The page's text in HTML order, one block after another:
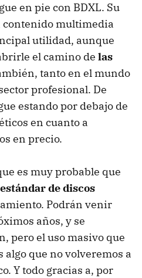
en pie con BDXL. Su
contenido multimedia
utilidad, aunque
el camino de las
tanto en el mundo
profesional. De
estando por debajo de
en cuanto a
en precio.
es muy probable que
de discos
Podrán venir
años, y se
pero el uso masivo que
algo que no volveremos a
Y todo gracias a, por